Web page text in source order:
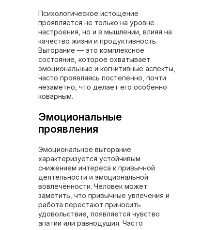
Психологическое истощение
проявляется не только на уровне
настроения, но и в мышлении, влияя на
качество жизни и продуктивность.
Выгорание — это комплексное
состояние, которое охватывает
эмоциональные и когнитивные аспекты,
часто проявляясь постепенно, почти
незаметно, что делает его особенно
коварным.
Эмоциональные
проявления
Эмоциональное выгорание
характеризуется устойчивым
снижением интереса к привычной
деятельности и эмоциональной
вовлечённости. Человек может
заметить, что привычные увлечения и
работа перестают приносить
удовольствие, появляется чувство
апатии или равнодушия. Часто